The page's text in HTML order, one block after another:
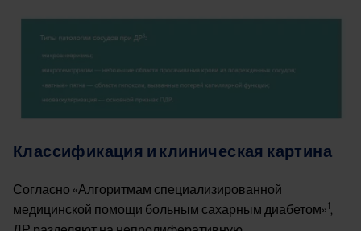
Image
Классификация и клиническая картина
Согласно «Алгоритмам специализированной
медицинской помощи больным сахарным диабетом»1 ,